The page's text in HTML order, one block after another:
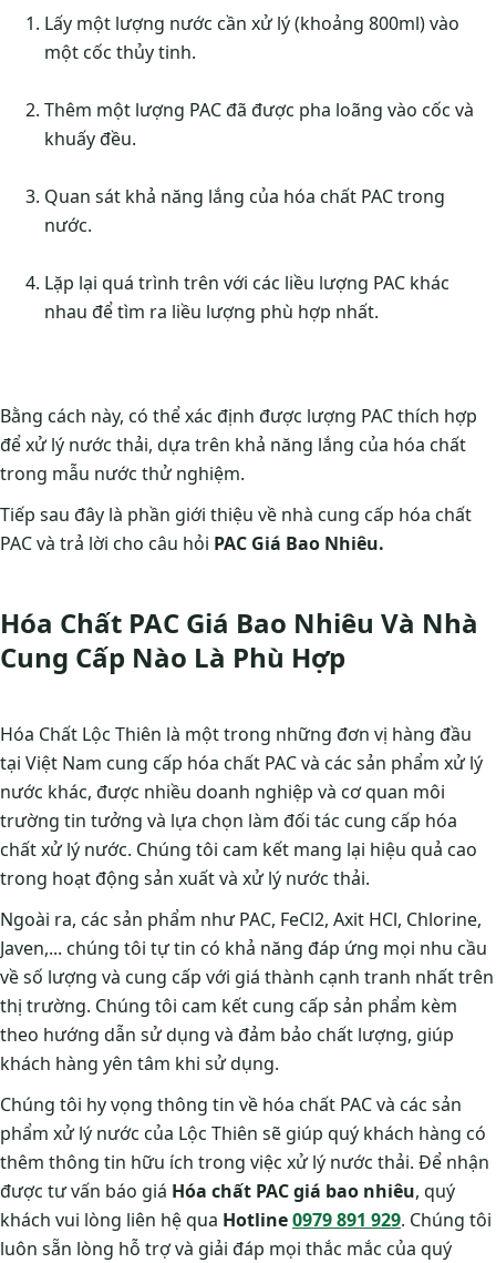
Lấy một lượng nước cần xử lý (khoảng 800ml) vào
một cốc thủy tinh.
Thêm một lượng PAC đã được pha loãng vào cốc và
khuấy đều.
Quan sát khả năng lắng của hóa chất PAC trong
nước.
Lặp lại quá trình trên với các liều lượng PAC khác
nhau để tìm ra liều lượng phù hợp nhất.
Bằng cách này, có thể xác định được lượng PAC thích hợp
để xử lý nước thải, dựa trên khả năng lắng của hóa chất
trong mẫu nước thử nghiệm.
Tiếp sau đây là phần giới thiệu về nhà cung cấp hóa chất
PAC và trả lời cho câu hỏi PAC Giá Bao Nhiêu.
Hóa Chất PAC Giá Bao Nhiêu Và Nhà
Cung Cấp Nào Là Phù Hợp
Hóa Chất Lộc Thiên là một trong những đơn vị hàng đầu
tại Việt Nam cung cấp hóa chất PAC và các sản phẩm xử lý
nước khác, được nhiều doanh nghiệp và cơ quan môi
trường tin tưởng và lựa chọn làm đối tác cung cấp hóa
chất xử lý nước. Chúng tôi cam kết mang lại hiệu quả cao
trong hoạt động sản xuất và xử lý nước thải.
Ngoài ra, các sản phẩm như PAC, FeCl2, Axit HCl, Chlorine,
Javen,... chúng tôi tự tin có khả năng đáp ứng mọi nhu cầu
về số lượng và cung cấp với giá thành cạnh tranh nhất trên
thị trường. Chúng tôi cam kết cung cấp sản phẩm kèm
theo hướng dẫn sử dụng và đảm bảo chất lượng, giúp
khách hàng yên tâm khi sử dụng.
Chúng tôi hy vọng thông tin về hóa chất PAC và các sản
phẩm xử lý nước của Lộc Thiên sẽ giúp quý khách hàng có
thêm thông tin hữu ích trong việc xử lý nước thải. Để nhận
được tư vấn báo giá Hóa chất PAC giá bao nhiêu, quý
khách vui lòng liên hệ qua Hotline0979 891 929. Chúng tôi
luôn sẵn lòng hỗ trợ và giải đáp mọi thắc mắc của quý